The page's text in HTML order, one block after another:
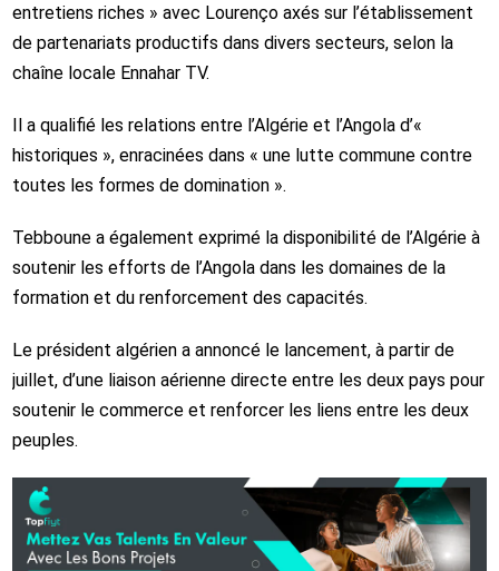
entretiens riches » avec Lourenço axés sur l’établissement
de partenariats productifs dans divers secteurs, selon la
chaîne locale Ennahar TV.
Il a qualifié les relations entre l’Algérie et l’Angola d’«
historiques », enracinées dans « une lutte commune contre
toutes les formes de domination ».
Tebboune a également exprimé la disponibilité de l’Algérie à
soutenir les efforts de l’Angola dans les domaines de la
formation et du renforcement des capacités.
Le président algérien a annoncé le lancement, à partir de
juillet, d’une liaison aérienne directe entre les deux pays pour
soutenir le commerce et renforcer les liens entre les deux
peuples.